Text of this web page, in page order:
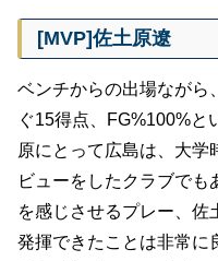
[MVP]佐土原遼
ベンチからの出場ながら
ぐ15得点、FG%100%と
原にとって広島は、大学
ビューをしたクラブで
を感じさせるプレー、佐
発揮できたことは非常に